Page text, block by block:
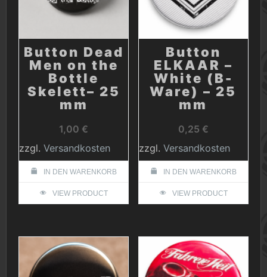
Button Dead
Men on the
Bottle
Skelett– 25
mm
1,00€
zzgl. Versandkosten
IN DEN WARENKORB
VIEW PRODUCT
Button
ELKAAR –
White (B-
Ware) – 25
mm
0,25 €
zzgl. Versandkosten
IN DEN WARENKORB
VIEW PRODUCT